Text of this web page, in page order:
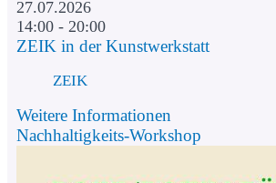
27.07.2026
14:00 - 20:00
ZEIK in der Kunstwerkstatt
ZEIK
Weitere Informationen
Nachhaltigkeits-Workshop